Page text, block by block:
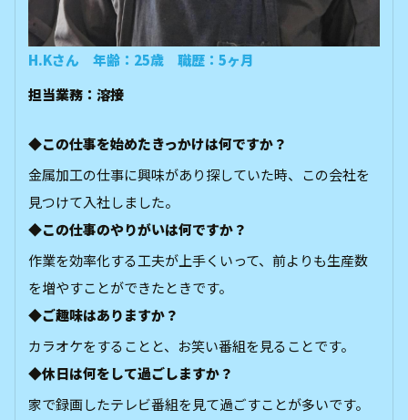
H.Kさん 年齢：25歳 職歴：5ヶ月
担当業務：溶接
◆この仕事を始めたきっかけは何ですか？
金属加工の仕事に興味があり探していた時、この会社を
見つけて入社しました。
◆この仕事のやりがいは何ですか？
作業を効率化する工夫が上手くいって、前よりも生産数
を増やすことができたときです。
◆ご趣味はありますか？
カラオケをすることと、お笑い番組を見ることです。
◆休日は何をして過ごしますか？
家で録画したテレビ番組を見て過ごすことが多いです。